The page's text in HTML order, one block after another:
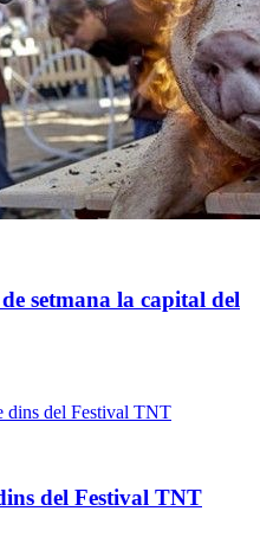
setmana la capital del
del Festival TNT